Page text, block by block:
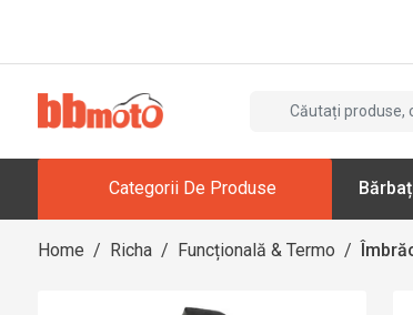
Categorii De Produse
Home / Richa / Funcțională & Termo /